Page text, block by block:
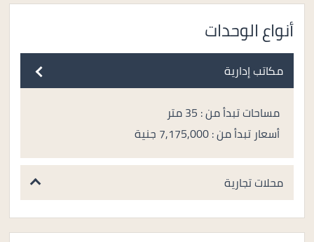
أنواع الوحدات
مكاتب إدارية
مساحات تبدأ من : 35 متر
أسعار تبدأ من : 7,175,000 جنية
محلات تجارية